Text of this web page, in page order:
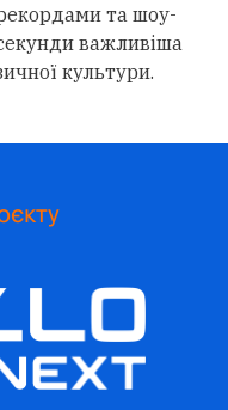
та шоу-
важливіша
культури.